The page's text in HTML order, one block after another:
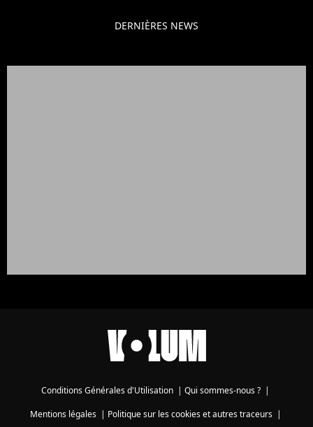
DERNIÈRES NEWS
Conditions Générales d'Utilisation | Qui sommes-nous ? |
Mentions légales| Politique sur les cookies et autres traceurs|